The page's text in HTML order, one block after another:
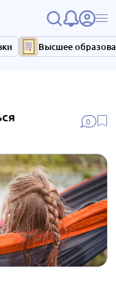
Высшее
0